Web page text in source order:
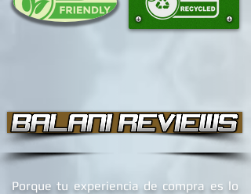
Porque tu experiencia de compra es lo